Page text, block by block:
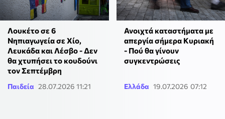
Λουκέτο σε 6
Νηπιαγωγεία σε Χίο,
Λευκάδα και Λέσβο - Δεν
θα χτυπήσει το κουδούνι
τον Σεπτέμβρη
Παιδεία 28.07.2026 11:21
Ανοιχτά καταστήματα με
απεργία σήμερα Κυριακή
- Πού θα γίνουν
συγκεντρώσεις
Ελλάδα 19.07.2026 07:12